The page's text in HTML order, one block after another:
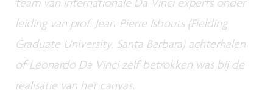
leiding van prof. Jean-Pierre Isbouts (Fielding
Graduate University, Santa Barbara) achterhalen
of Leonardo Da Vinci zelf betrokken was bij de
realisatie van het canvas.